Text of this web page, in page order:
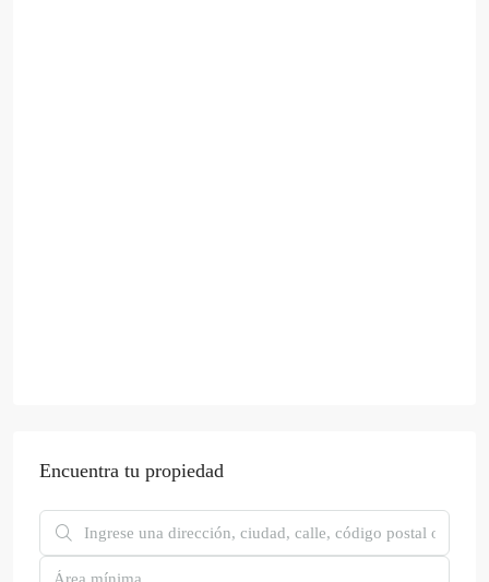
Encuentra tu propiedad